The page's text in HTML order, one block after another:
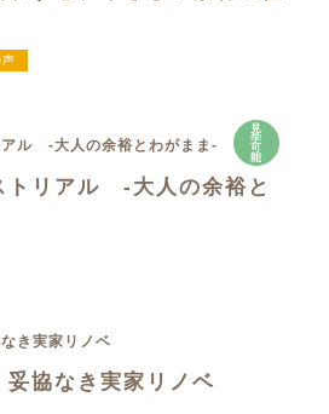
見
学
可
能
トリアル -大人の余裕と
妥協なき実家リノベ